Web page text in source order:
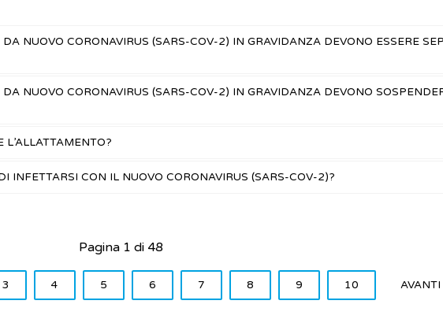
NUOVO CORONAVIRUS (SARS-COV-2) IN GRAVIDANZA DEVONO ESSERE
NUOVO CORONAVIRUS (SARS-COV-2) IN GRAVIDANZA DEVONO
INFETTARSI CON IL NUOVO CORONAVIRUS (SARS-COV-2)?
Pagina 1 di 48
3 4 5 6 7 8 9 10 AVANTI